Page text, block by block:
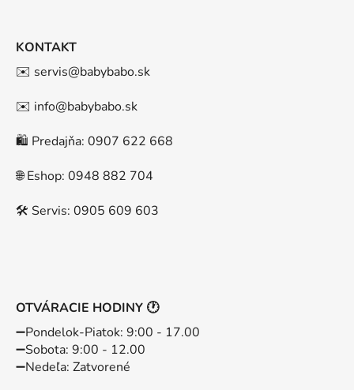
KONTAKT
✉️ servis@babybabo.sk
✉️ info@babybabo.sk
🛍️ Predajňa: 0907 622 668
🌐 Eshop: 0948 882 704
🛠️ Servis: 0905 609 603
OTVÁRACIE HODINY 🕐
➖️Pondelok-Piatok: 9:00 - 17.00
➖️Sobota: 9:00 - 12.00
➖️Nedeľa: Zatvorené